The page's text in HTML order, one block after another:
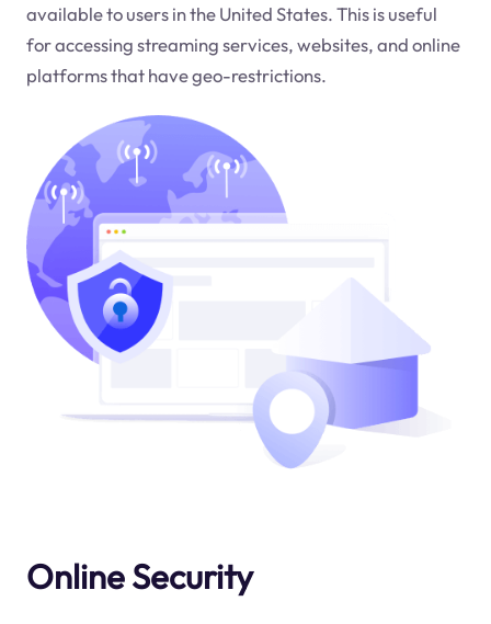
available to users in the United States. This is useful
for accessing streaming services, websites, and online
platforms that have geo-restrictions.
Online Security